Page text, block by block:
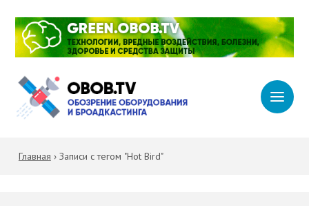
Главная › Записи с тегом "Hot Bird"